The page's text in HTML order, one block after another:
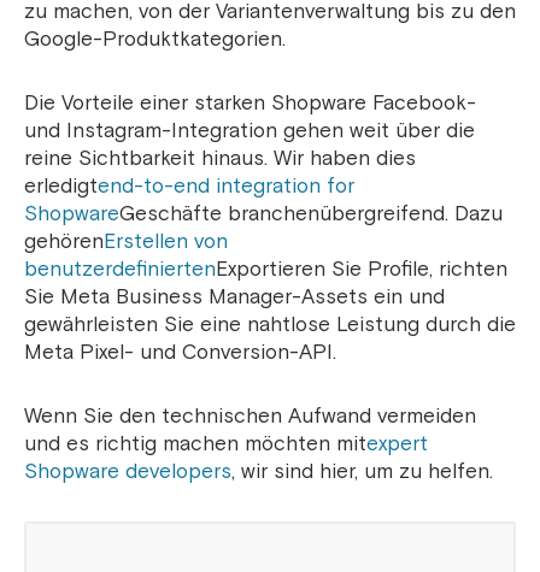
zu machen, von der Variantenverwaltung bis zu den
Google-Produktkategorien.
Die Vorteile einer starken Shopware Facebook-
und Instagram-Integration gehen weit über die
reine Sichtbarkeit hinaus. Wir haben dies
erledigtend-to-end integration for
ShopwareGeschäfte branchenübergreifend. Dazu
gehörenErstellen von
benutzerdefiniertenExportieren Sie Profile, richten
Sie Meta Business Manager-Assets ein und
gewährleisten Sie eine nahtlose Leistung durch die
Meta Pixel- und Conversion-API.
Wenn Sie den technischen Aufwand vermeiden
und es richtig machen möchten mitexpert
Shopware developers, wir sind hier, um zu helfen.